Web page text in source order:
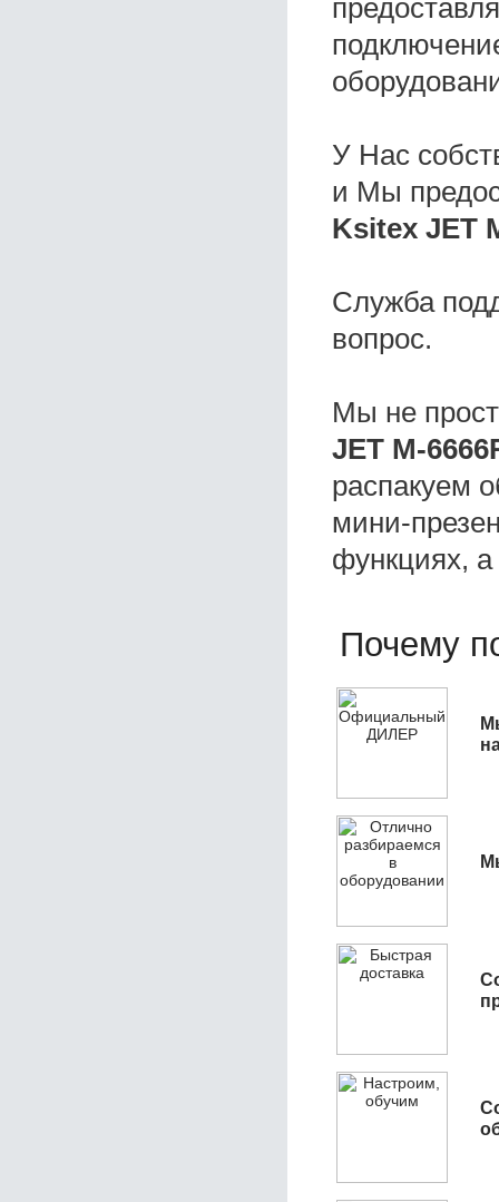
У Нас
и Мы
Ksitex JET
Служба
вопрос.
Мы не
JET M-
распакуем
мини-
функциях,
Почему